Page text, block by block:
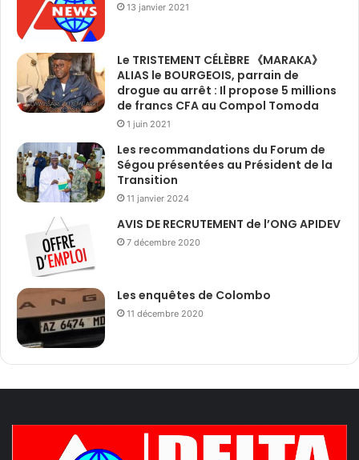
13 janvier 2021
Le TRISTEMENT CÉLÈBRE 《MARAKA》
ALIAS le BOURGEOIS, parrain de
drogue au arrêt : Il propose 5 millions
de francs CFA au Compol Tomoda
1 juin 2021
Les recommandations du Forum de
Ségou présentées au Président de la
Transition
11 janvier 2024
AVIS DE RECRUTEMENT de l’ONG APIDEV
7 décembre 2020
Les enquêtes de Colombo
11 décembre 2020